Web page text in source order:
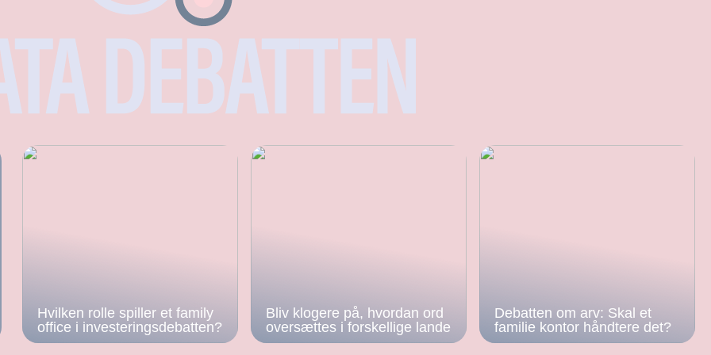
Hvilken rolle spiller et family
office i investeringsdebatten?
Bliv klogere på, hvordan ord
oversættes i forskellige lande
Debatten om arv: Skal et
familie kontor håndtere det?